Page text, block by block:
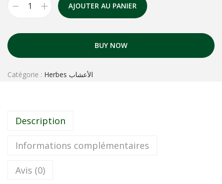
AJOUTER AU PANIER
BUY NOW
Catégorie : Herbes الأعشاب
Description
Informations complémentaires
Avis (0)